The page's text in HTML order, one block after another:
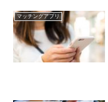
マッチングアプリ